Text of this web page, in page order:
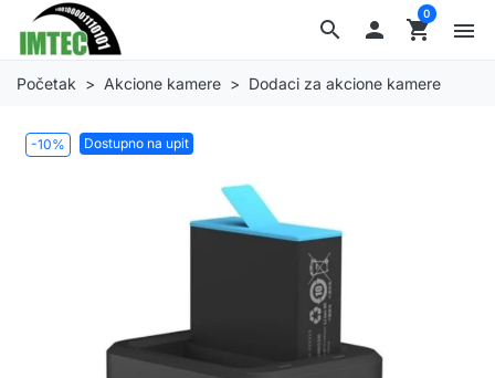
search  shopping_cart
0
menu
Početak Akcione kamere Dodaci za akcione kamere
-10% Dostupno na upit